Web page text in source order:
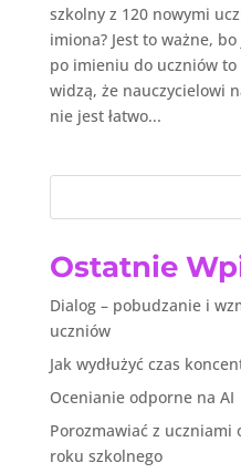
szkolny z 120 nowymi
imiona? Jest to ważne,
po imieniu do uczniów
widzą, że nauczycielowi
nie jest łatwo...
Ostatnie
Dialog – pobudzanie i
uczniów
Jak wydłużyć czas
Ocenianie odporne na AI
Porozmawiać z
roku szkolnego